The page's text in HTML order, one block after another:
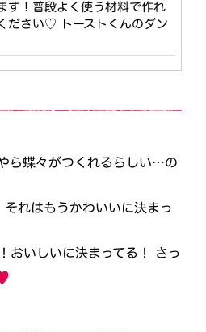
す！普段よく使う材料で作れ
ださい♡ トーストくんのダン
ら蝶々がつくれるらしい…の
れはもうかわいいに決まっ
おいしいに決まってる！ さっ